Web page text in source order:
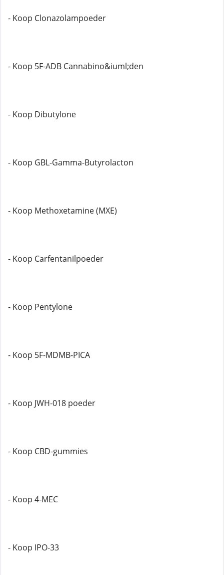
- Koop Clonazolampoeder
- Koop 5F-ADB Cannabino&iuml;den
- Koop Dibutylone
- Koop GBL-Gamma-Butyrolacton
- Koop Methoxetamine (MXE)
- Koop Carfentanilpoeder
- Koop Pentylone
- Koop 5F-MDMB-PICA
- Koop JWH-018 poeder
- Koop CBD-gummies
- Koop 4-MEC
- Koop IPO-33